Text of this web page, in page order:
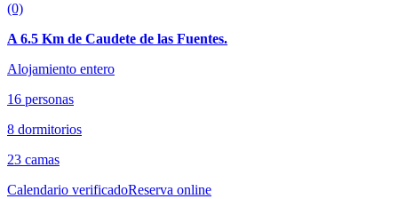
(0)
A 6.5 Km de Caudete de las Fuentes.
Alojamiento entero
16 personas
8 dormitorios
23 camas
Calendario verificadoReserva online